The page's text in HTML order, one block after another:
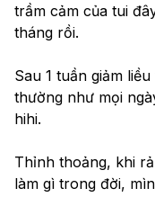
trầm cảm của tui
tháng rồi.
Sau 1 tuần giảm
thường như mọi
hihi.
Thỉnh thoảng, khi
làm gì trong đời,